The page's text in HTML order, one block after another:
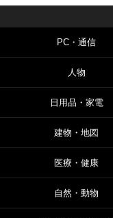
PC・通信
人物
日用品・家電
建物・地図
医療・健康
自然・動物